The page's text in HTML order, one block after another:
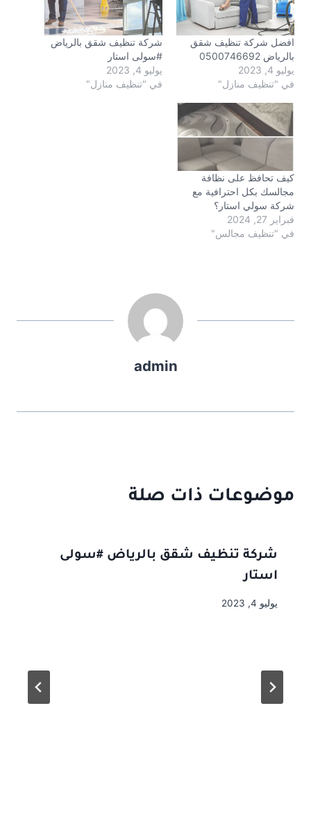
افضل شركة تنظيف شقق
بالرياض 0500746692
يوليو 4, 2023
في "تنظيف منازل"
شركة تنظيف شقق بالرياض
#سولى استار
يوليو 4, 2023
في "تنظيف منازل"
كيف تحافظ على نظافة
مجالسك بكل احترافية مع
شركة سولي استار؟
فبراير 27, 2024
في "تنظيف مجالس"
admin
موضوعات ذات صلة
شركة تنظيف شقق بالرياض #سولى
استار
يوليو 4, 2023